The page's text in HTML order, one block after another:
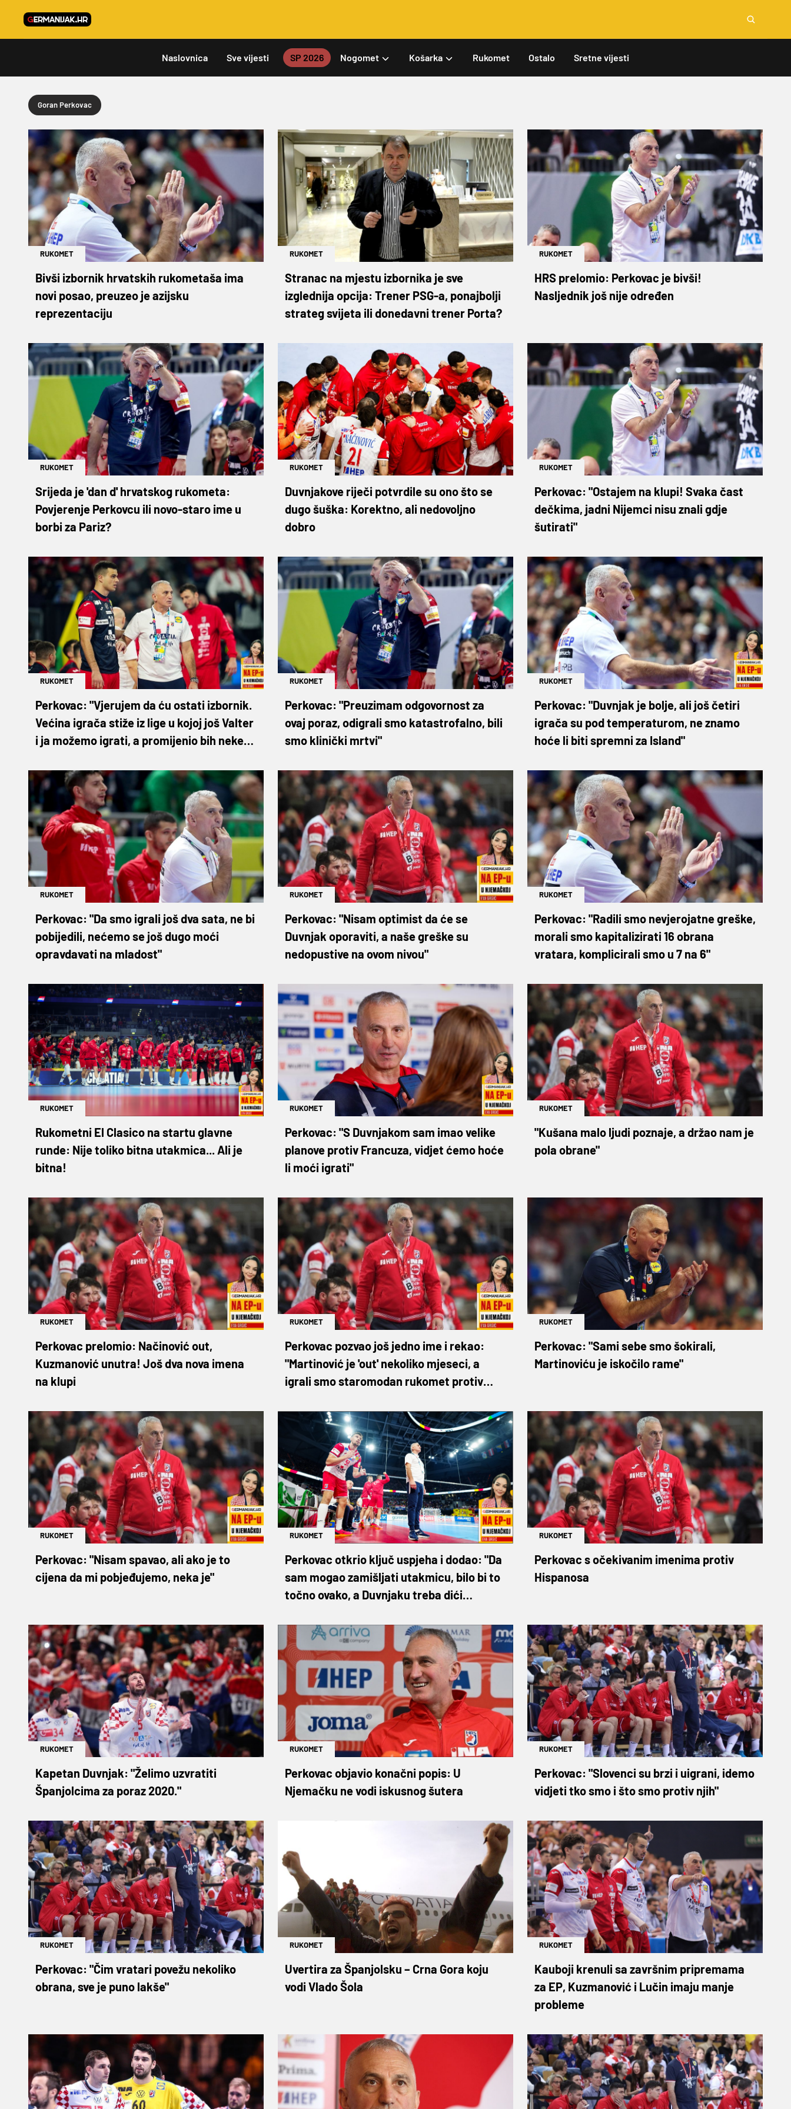
Naslovnica Sve vijesti SP 2026 Nogomet Košarka Rukomet Ostalo Sretne vijesti
Goran Perkovac
RUKOMET
Bivši izbornik hrvatskih rukometaša ima
novi posao, preuzeo je azijsku
reprezentaciju
RUKOMET
Stranac na mjestu izbornika je sve
izglednija opcija: Trener PSG-a, ponajbolji
strateg svijeta ili donedavni trener Porta?
RUKOMET
HRS prelomio: Perkovac je bivši!
Nasljednik još nije određen
RUKOMET
Srijeda je 'dan d' hrvatskog rukometa:
Povjerenje Perkovcu ili novo-staro ime u
borbi za Pariz?
RUKOMET
Duvnjakove riječi potvrdile su ono što se
dugo šuška: Korektno, ali nedovoljno
dobro
RUKOMET
Perkovac: "Ostajem na klupi! Svaka čast
dečkima, jadni Nijemci nisu znali gdje
šutirati"
RUKOMET
Perkovac: "Vjerujem da ću ostati izbornik.
Većina igrača stiže iz lige u kojoj još Valter
i ja možemo igrati, a promijenio bih neke
RUKOMET
Perkovac: "Preuzimam odgovornost za
ovaj poraz, odigrali smo katastrofalno, bili
smo klinički mrtvi"
RUKOMET
Perkovac: "Duvnjak je bolje, ali još četiri
igrača su pod temperaturom, ne znamo
hoće li biti spremni za Island"
RUKOMET
Perkovac: "Da smo igrali još dva sata, ne bi
pobijedili, nećemo se još dugo moći
opravdavati na mladost"
RUKOMET
Perkovac: "Nisam optimist da će se
Duvnjak oporaviti, a naše greške su
nedopustive na ovom nivou"
RUKOMET
Perkovac: "Radili smo nevjerojatne greške,
morali smo kapitalizirati 16 obrana
vratara, komplicirali smo u 7 na 6"
RUKOMET
Rukometni El Clasico na startu glavne
runde: Nije toliko bitna utakmica... Ali je
bitna!
RUKOMET
Perkovac: "S Duvnjakom sam imao velike
planove protiv Francuza, vidjet ćemo hoće
li moći igrati"
RUKOMET
"Kušana malo ljudi poznaje, a držao nam je
pola obrane"
RUKOMET
Perkovac prelomio: Načinović out,
Kuzmanović unutra! Još dva nova imena
na klupi
RUKOMET
Perkovac pozvao još jedno ime i rekao:
"Martinović je 'out' nekoliko mjeseci, a
igrali smo staromodan rukomet protiv
RUKOMET
Perkovac: "Sami sebe smo šokirali,
Martinoviću je iskočilo rame"
RUKOMET
Perkovac: "Nisam spavao, ali ako je to
cijena da mi pobjeđujemo, neka je"
RUKOMET
Perkovac otkrio ključ uspjeha i dodao: "Da
sam mogao zamišljati utakmicu, bilo bi to
točno ovako, a Duvnjaku treba dići
RUKOMET
Perkovac s očekivanim imenima protiv
Hispanosa
RUKOMET
Kapetan Duvnjak: "Želimo uzvratiti
Španjolcima za poraz 2020."
RUKOMET
Perkovac objavio konačni popis: U
Njemačku ne vodi iskusnog šutera
RUKOMET
Perkovac: "Slovenci su brzi i uigrani, idemo
vidjeti tko smo i što smo protiv njih"
RUKOMET
Perkovac: "Čim vratari povežu nekoliko
obrana, sve je puno lakše"
RUKOMET
Uvertira za Španjolsku – Crna Gora koju
vodi Vlado Šola
RUKOMET
Kauboji krenuli sa završnim pripremama
za EP, Kuzmanović i Lučin imaju manje
probleme